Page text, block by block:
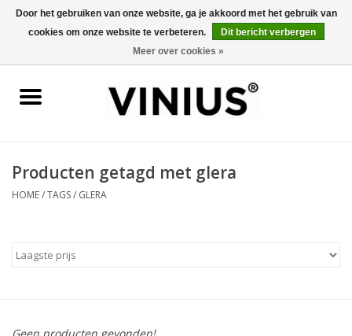
0 Artikelen - €0,00
Wijn per kleur/soort
Wijnproeverij
Producten getagd met glera
HOME/TAGS/ GLERA
Door het gebruiken van onze website, ga je akkoord met het gebruik van
cookies om onze website te verbeteren.
Dit bericht verbergen
Meer over cookies »